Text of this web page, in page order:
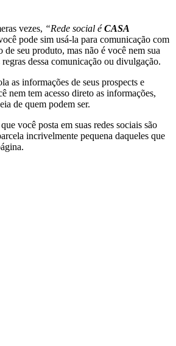
vezes, “Rede social éCASA
pode sim usá-la para comunicação com
seu produto, mas não é você nem sua
dessa comunicação ou divulgação.
as informações de seus prospects e
nem tem acesso direto as informações,
de quem podem ser.
você posta em suas redes sociais são
incrivelmente pequena daqueles que